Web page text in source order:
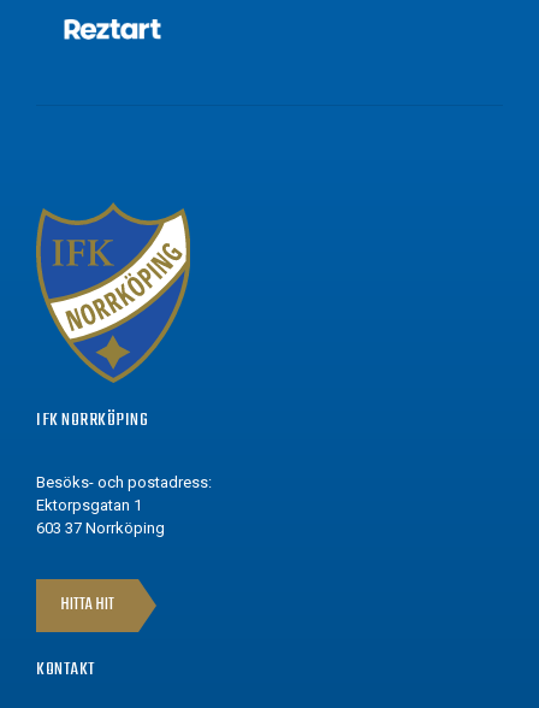
IFK NORRKÖPING
Besöks- och postadress:
Ektorpsgatan 1
603 37 Norrköping
HITTA HIT
KONTAKT